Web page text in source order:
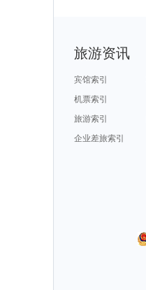
旅游资讯
宾馆索引
机票索引
旅游索引
企业差旅索引